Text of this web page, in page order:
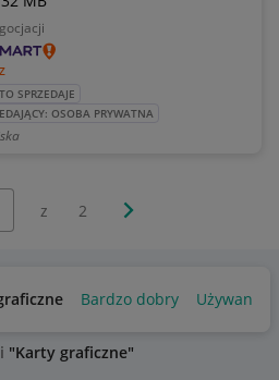
SPRZEDAJE
OSOBA PRYWATNA
z 2 Następna strona
Bardzo dobry Używany
"Karty graficzne"